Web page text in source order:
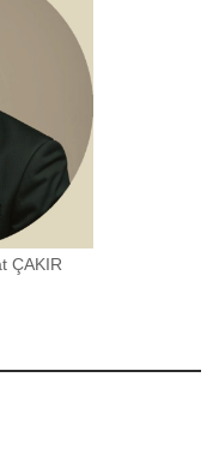
ÇAKIR